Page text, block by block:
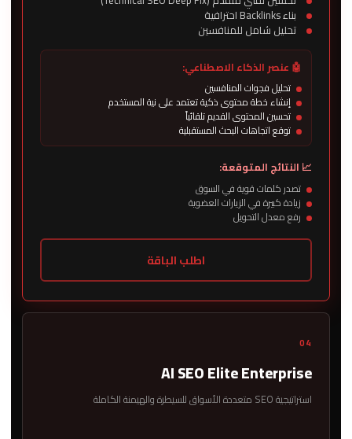
بناء Backlinks احترافية
تحليل شامل للمنافسين
🤖 عنصر الذكاء الاصطناعي:
تحليل فجوات المنافسين
إنشاء خطة محتوى ذكية تعتمد على نية المستخدم
تحسين المحتوى القديم تلقائياً
توقع اتجاهات البحث المستقبلية
📈 النتائج المتوقعة:
تصدر كلمات قوية في السوق
زيادة كبيرة في الزيارات العضوية
رفع معدل التحويل
اطلب الباقة
04
AI SEO Elite Enterprise
استراتيجية SEO متعددة الأسواق للسيطرة والهيمنة الكاملة